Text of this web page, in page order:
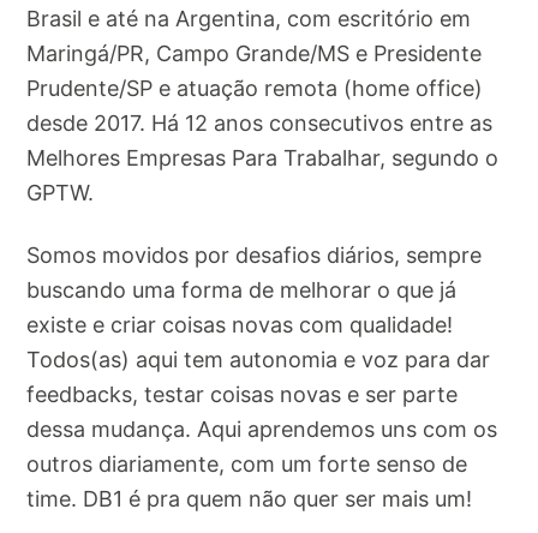
Brasil e até na Argentina, com escritório em
Maringá/PR, Campo Grande/MS e Presidente
Prudente/SP e atuação remota (home office)
desde 2017. Há 12 anos consecutivos entre as
Melhores Empresas Para Trabalhar, segundo o
GPTW.
Somos movidos por desafios diários, sempre
buscando uma forma de melhorar o que já
existe e criar coisas novas com qualidade!
Todos(as) aqui tem autonomia e voz para dar
feedbacks, testar coisas novas e ser parte
dessa mudança. Aqui aprendemos uns com os
outros diariamente, com um forte senso de
time. DB1 é pra quem não quer ser mais um!